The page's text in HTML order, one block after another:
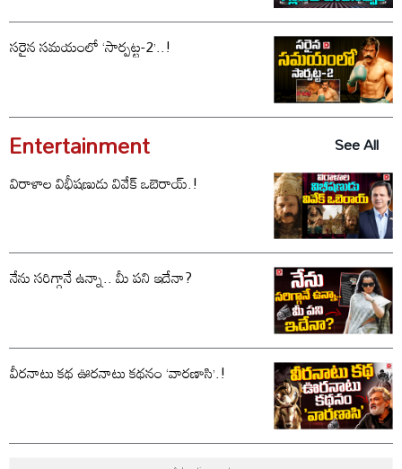
సరైన సమయంలో ‘సార్పట్ట-2’..!
Entertainment
See All
విరాళాల విభీషణుడు వివేక్ ఒబెరాయ్.!
నేను సరిగ్గానే ఉన్నా.. మీ పని ఇదేనా?
వీరనాటు కథ ఊరనాటు కథనం ‘వారణాసి’.!